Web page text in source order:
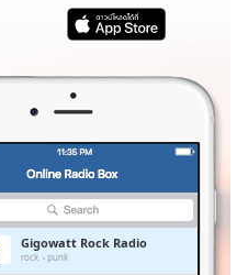
Gigowatt Rock Radio
rock punk